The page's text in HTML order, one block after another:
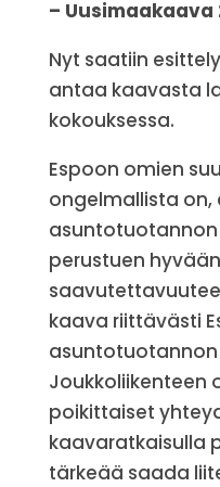
–
Nyt saatiin
antaa kaavasta
kokouksessa.
Espoon omien
ongelmallista on,
perustuen
kaava riittävästi
asuntotuotannon
Joukkoliikenteen
poikittaiset
kaavaratkaisulla
tärkeää saada